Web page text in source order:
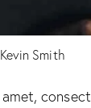
Kevin Smith